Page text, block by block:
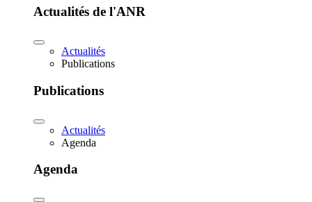
Actualités de l'ANR
Actualités
Publications
Publications
Actualités
Agenda
Agenda